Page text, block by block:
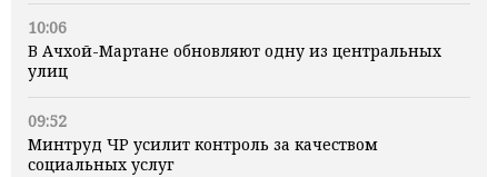
10:06
В Ачхой-Мартане обновляют одну из центральных
улиц
09:52
Минтруд ЧР усилит контроль за качеством
социальных услуг